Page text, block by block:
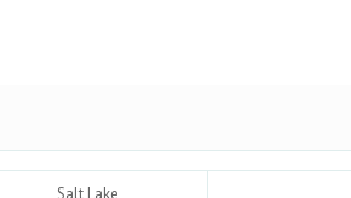
Salt Lake